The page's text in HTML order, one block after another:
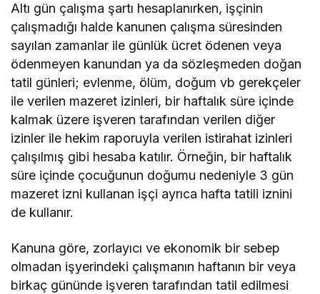
Altı gün çalışma şartı hesaplanırken, işçinin
çalışmadığı halde kanunen çalışma süresinden
sayılan zamanlar ile günlük ücret ödenen veya
ödenmeyen kanundan ya da sözleşmeden doğan
tatil günleri; evlenme, ölüm, doğum vb gerekçeler
ile verilen mazeret izinleri, bir haftalık süre içinde
kalmak üzere işveren tarafından verilen diğer
izinler ile hekim raporuyla verilen istirahat izinleri
çalışılmış gibi hesaba katılır. Örneğin, bir haftalık
süre içinde çocuğunun doğumu nedeniyle 3 gün
mazeret izni kullanan işçi ayrıca hafta tatili iznini
de kullanır.
Kanuna göre, zorlayıcı ve ekonomik bir sebep
olmadan işyerindeki çalışmanın haftanın bir veya
birkaç gününde işveren tarafından tatil edilmesi